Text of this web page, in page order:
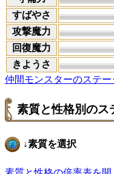
すばやさ
攻撃魔力
回復魔力
きようさ
仲間モンスターのステ
素質と性格別のス
↓素質を選択